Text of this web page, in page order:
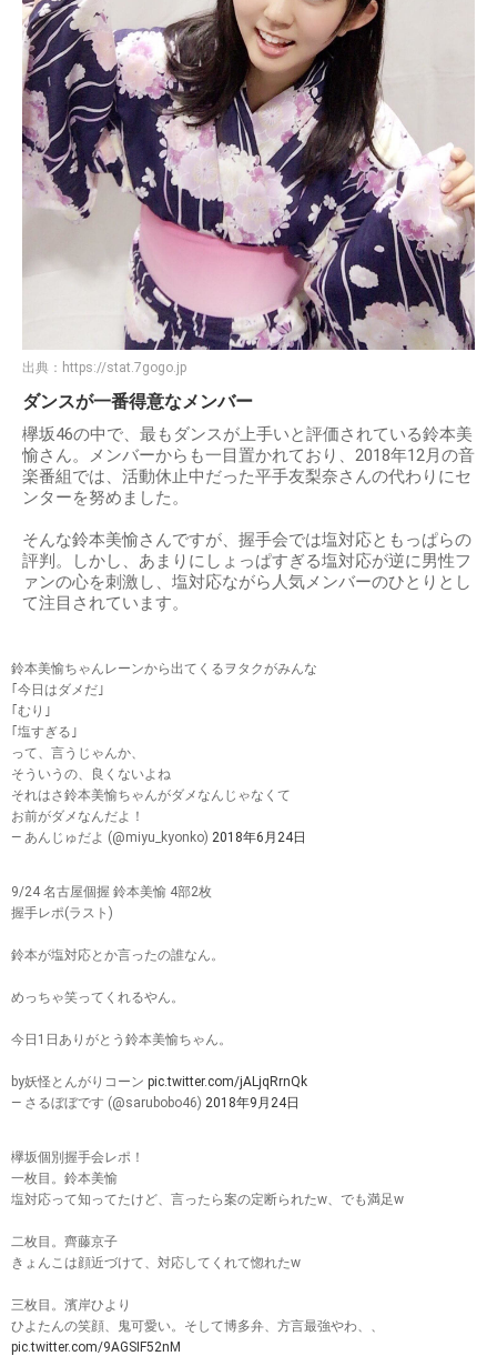
出典： https://stat.7gogo.jp
ダンスが一番得意なメンバー
欅坂46の中で、最もダンスが上手いと評価されている鈴本美
愉さん。メンバーからも一目置かれており、2018年12月の音
楽番組では、活動休止中だった平手友梨奈さんの代わりにセ
ンターを努めました。
そんな鈴本美愉さんですが、握手会では塩対応ともっぱらの
評判。しかし、あまりにしょっぱすぎる塩対応が逆に男性フ
ァンの心を刺激し、塩対応ながら人気メンバーのひとりとし
て注目されています。
鈴本美愉ちゃんレーンから出てくるヲタクがみんな
｢今日はダメだ｣
｢むり｣
｢塩すぎる｣
って、言うじゃんか、
そういうの、良くないよね
それはさ鈴本美愉ちゃんがダメなんじゃなくて
お前がダメなんだよ！
— あんじゅだよ (@miyu_kyonko) 2018年6月24日
9/24 名古屋個握 鈴本美愉 4部2枚
握手レポ(ラスト)
鈴本が塩対応とか言ったの誰なん。
めっちゃ笑ってくれるやん。
今日1日ありがとう鈴本美愉ちゃん。
by妖怪とんがりコーン pic.twitter.com/jALjqRrnQk
— さるぼぼです (@sarubobo46) 2018年9月24日
欅坂個別握手会レポ！
一枚目。鈴本美愉
塩対応って知ってたけど、言ったら案の定断られたw、でも満足w
二枚目。齊藤京子
きょんこは顔近づけて、対応してくれて惚れたw
三枚目。濱岸ひより
ひよたんの笑顔、鬼可愛い。そして博多弁、方言最強やわ、、
pic.twitter.com/9AGSIF52nM